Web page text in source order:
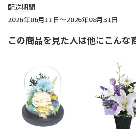
配送期間
2026年06月11日～2026年08月31日
この商品を見た人は他にこんな